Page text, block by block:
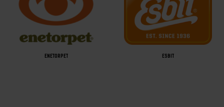
ENETORPET ESBIT